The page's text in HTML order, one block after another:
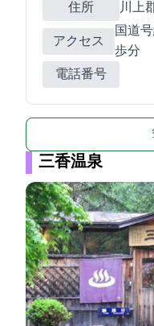
住所 川上郡
アクセス
国道
歩3分
電話番号
三香温泉